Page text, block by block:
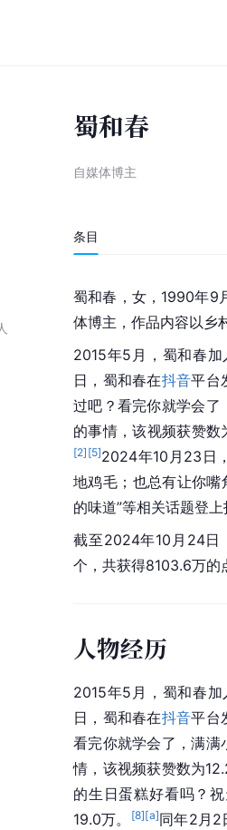
蜀和春
自媒体博主
条目
蜀和春，女，1990年9
体博主，作品内容以乡
2015年5月，蜀和春加
日，蜀和春在抖音平台
过吧？看完你就学会
的事情，该视频获赞数
[2] [5]2024年10月23日
地鸡毛；也总有让你
的味道”等相关话题登
截至2024年10月24日
个，共获得8103.6万的
人物经历
2015年5月，蜀和春
日，蜀和春在抖音平台
看完你就学会了，满
情，该视频获赞数为
的生日蛋糕好看吗？
19.0万。
[8][a]同年2月2